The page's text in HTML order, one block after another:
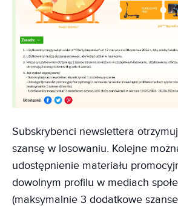
Subskrybenci newslettera
szansę w losowaniu. Kolejne
udostępnienie materiału
dowolnym profilu w mediach
(maksymalnie 3 dodatkowe